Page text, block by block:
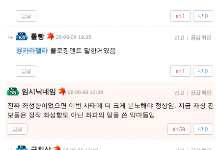
답글 0
1
롤빵 26-06-06 19:25 신고 | 공감 확인
@카라멜라 클로징멘트 말한거였음
답글 0
1
임시닉네임 26-06-06 13:29 신고 | 공감 확인
진짜 좌성향이었으면 이번 사태에 더 크게 분노해야 정상임. 지금 자칭 진
보들은 정작 좌성향도 아닌 좌파의 탈을 쓴 악마들임.
답글 0
59